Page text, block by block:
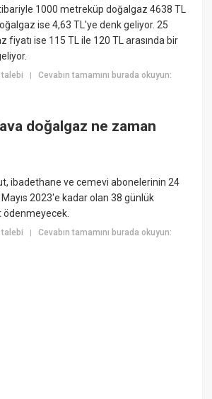
1000 metreküp doğalgaz 4638 TL
ise 4,63 TL'ye denk geliyor. 25
fiyatı ise 115 TL ile 120 TL arasında bir
talebi |Cevabın tamamını burada okuyun:
doğalgaz ne zaman
ibadethane ve cemevi abonelerinin 24
2023'e kadar olan 38 günlük
ödenmeyecek.
talebi |Cevabın tamamını burada okuyun: